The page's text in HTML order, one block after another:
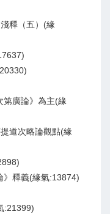
釋（五）(緣
第廣論》為主(緣
道次略論觀點(緣
釋義(緣氣:13874)
:21399)